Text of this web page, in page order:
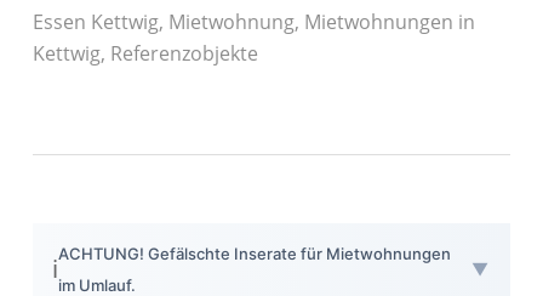
Ihre Immobilienmaklerinnen in Essen
Mit Leidenschaft und Know-how kümmern wir uns um
IMMOBILIEN KONTAKT
Essen Kettwig, Mietwohnung, Mietwohnungen in
Kettwig, Referenzobjekte
ℹ️
ACHTUNG! Gefälschte Inserate für Mietwohnungen
im Umlauf.
▼